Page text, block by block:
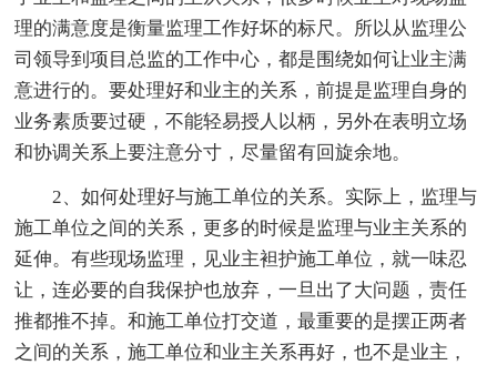
理的满意度是衡量监理工作好坏的标尺。所以从监理公
司领导到项目总监的工作中心，都是围绕如何让业主满
意进行的。要处理好和业主的关系，前提是监理自身的
业务素质要过硬，不能轻易授人以柄，另外在表明立场
和协调关系上要注意分寸，尽量留有回旋余地。
2、如何处理好与施工单位的关系。实际上，监理与
施工单位之间的关系，更多的时候是监理与业主关系的
延伸。有些现场监理，见业主袒护施工单位，就一味忍
让，连必要的自我保护也放弃，一旦出了大问题，责任
推都推不掉。和施工单位打交道，最重要的是摆正两者
之间的关系，施工单位和业主关系再好，也不是业主，